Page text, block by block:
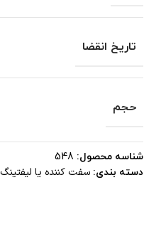
تاریخ انقضا
حجم
شناسه محصول: 548
دسته بندی: سفت کننده یا لیفتینگ